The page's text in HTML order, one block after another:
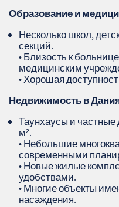
Образование и
Несколько школ,
секций.
• Близость к
медицинским
• Хорошая
Недвижимость в
Таунхаусы и
м².
• Небольшие
современными
• Новые жилые
удобствами.
• Многие объекты
насаждения.